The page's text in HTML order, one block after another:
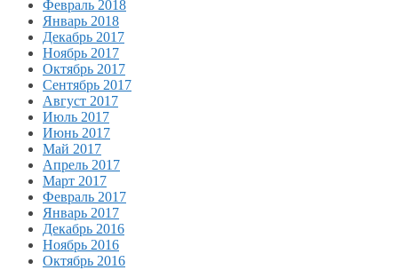
Февраль 2018
Январь 2018
Декабрь 2017
Ноябрь 2017
Октябрь 2017
Сентябрь 2017
Август 2017
Июль 2017
Июнь 2017
Май 2017
Апрель 2017
Март 2017
Февраль 2017
Январь 2017
Декабрь 2016
Ноябрь 2016
Октябрь 2016